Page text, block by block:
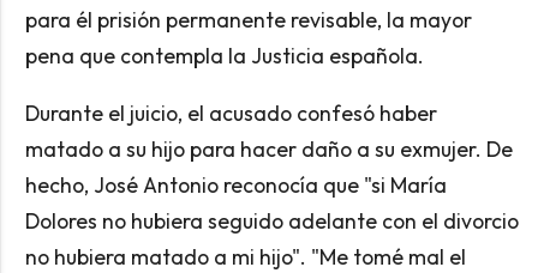
para él prisión permanente revisable, la mayor
pena que contempla la Justicia española.
Durante el juicio, el acusado confesó haber
matado a su hijo para hacer daño a su exmujer. De
hecho, José Antonio reconocía que "si María
Dolores no hubiera seguido adelante con el divorcio
no hubiera matado a mi hijo". "Me tomé mal el